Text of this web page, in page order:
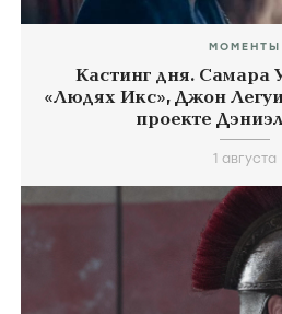
МОМЕНТЫ
Кастинг дня. Самара
«Людях Икс», Джон
проекте
1 августа